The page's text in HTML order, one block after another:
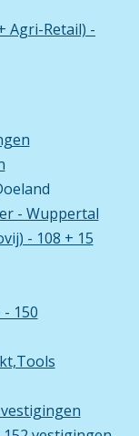
Agri-Retail) -
- Wuppertal
- 108 + 15
150